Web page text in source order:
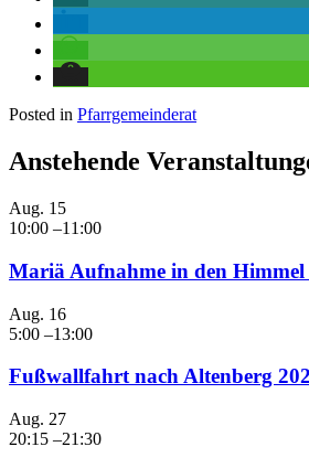
Posted in Pfarrgemeinderat
Anstehende
Aug. 15
10:00 –11:00
Mariä Aufnahme in den Himmel
Aug. 16
5:00 –13:00
Fußwallfahrt nach Altenberg
Aug. 27
20:15 –21:30